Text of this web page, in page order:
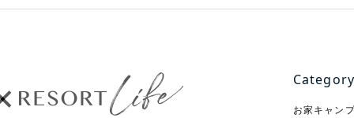
Category
お家キャン